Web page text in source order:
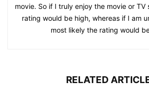
movie. So if I truly enjoy the movie or TV
rating would be high, whereas if I am
most likely the rating would
RELATED